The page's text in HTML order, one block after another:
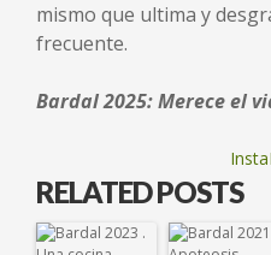
mismo que ultima y
frecuente.
Bardal 2025: Merece el
RELATED POSTS